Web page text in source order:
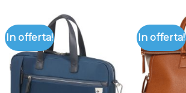
In offerta! In offerta!